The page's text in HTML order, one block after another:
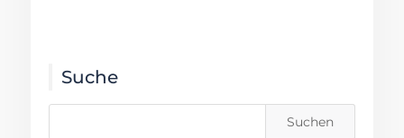
Suche